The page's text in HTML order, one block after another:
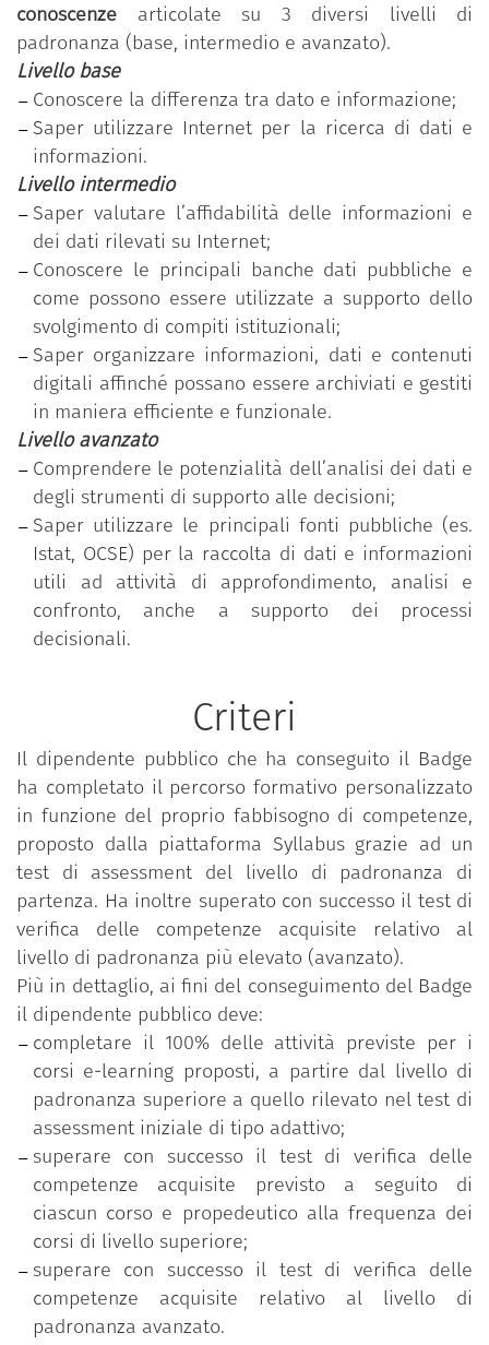
Il programma si basa sul Syllabus “Competenze
digitali per la PA”che si compone di 11 competenze
organizzate in 5 aree tematiche; ciascuna
competenza, a sua volta, si articola in un numero
variabile di conoscenze/abilità raggruppate
secondo tre livelli di padronanza (base, intermedio
e avanzato).
“Gestire dati, informazioni e contenuti digitali” è
una delle 11 competenze previste nel programma
“Competenze digitali per la PA”.
Il dipendente pubblico che ha conseguito il Badge
ha partecipato al percorso formativo personalizzato
in funzione della rilevazione dell’effettivo
fabbisogno di competenze individuale ed ha
superato con successo il test di verifica delle
competenze acquisite, relativo al livello di
padronanza più elevato (avanzato).
conoscenze articolate su 3 diversi livelli di
padronanza (base, intermedio e avanzato).
Livello base
Conoscere la differenza tra dato e informazione;
Saper utilizzare Internet per la ricerca di dati e
informazioni.
Livello intermedio
Saper valutare l’affidabilità delle informazioni e
dei dati rilevati su Internet;
Conoscere le principali banche dati pubbliche e
come possono essere utilizzate a supporto dello
svolgimento di compiti istituzionali;
Saper organizzare informazioni, dati e contenuti
digitali affinché possano essere archiviati e gestiti
in maniera efficiente e funzionale.
Livello avanzato
Comprendere le potenzialità dell’analisi dei dati e
degli strumenti di supporto alle decisioni;
Saper utilizzare le principali fonti pubbliche (es.
Istat, OCSE) per la raccolta di dati e informazioni
utili ad attività di approfondimento, analisi e
confronto, anche a supporto dei processi
decisionali.
Criteri
Il dipendente pubblico che ha conseguito il Badge
ha completato il percorso formativo personalizzato
in funzione del proprio fabbisogno di competenze,
proposto dalla piattaforma Syllabus grazie ad un
test di assessment del livello di padronanza di
partenza. Ha inoltre superato con successo il test di
verifica delle competenze acquisite relativo al
livello di padronanza più elevato (avanzato).
Più in dettaglio, ai fini del conseguimento del Badge
il dipendente pubblico deve:
completare il 100% delle attività previste per i
corsi e-learning proposti, a partire dal livello di
padronanza superiore a quello rilevato nel test di
assessment iniziale di tipo adattivo;
superare con successo il test di verifica delle
competenze acquisite previsto a seguito di
ciascun corso e propedeutico alla frequenza dei
corsi di livello superiore;
superare con successo il test di verifica delle
competenze acquisite relativo al livello di
padronanza avanzato.